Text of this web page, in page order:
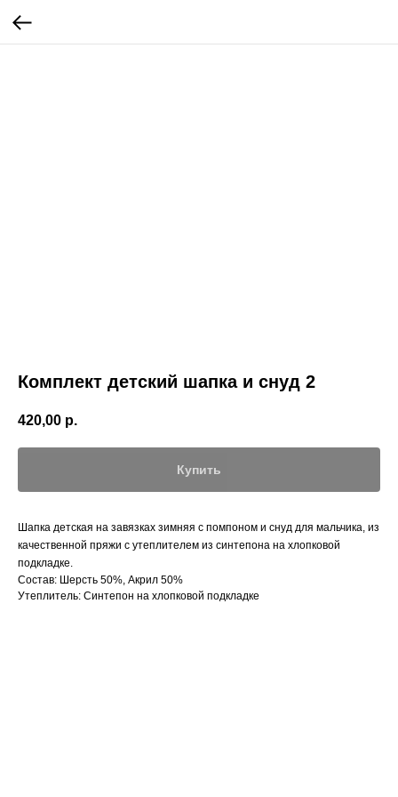
Комплект детский шапка и снуд 2
420,00 р.
Купить
Шапка детская на завязках зимняя с помпоном и снуд для мальчика, из
качественной пряжи с утеплителем из синтепона на хлопковой
подкладке.
Состав: Шерсть 50%, Акрил 50%
Утеплитель: Синтепон на хлопковой подкладке